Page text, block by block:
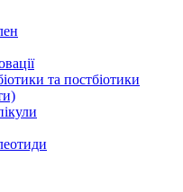
та постбіотики